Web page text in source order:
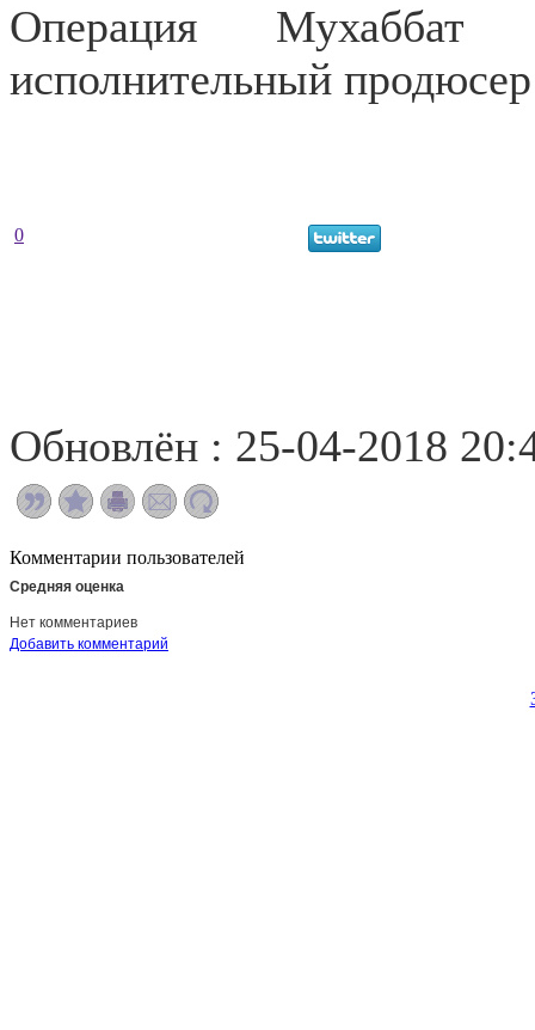
Операция Мухаббат
исполнительный продюсер
0
Обновлён : 25-04-2018
Комментарии пользователей
Средняя оценка
Нет комментариев
Добавить комментарий